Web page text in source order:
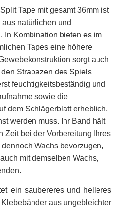
Tape mit gesamt 36mm ist
natürlichen und
In Kombination bieten es im
Tapes eine höhere
sorgt auch
Strapazen des Spiels
feuchtigkeitsbeständig und
sowie die
dem Schlägerblatt erheblich,
werden muss. Ihr Band hält
Zeit bei der Vorbereitung Ihres
Wachs bevorzugen,
mit demselben Wachs,
ein saubereres und helleres
aus ungebleichter